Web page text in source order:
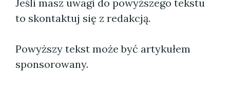
Jeśli masz uwagi do powyższego tekstu
to skontaktuj się z redakcją.
Powyższy tekst może być artykułem
sponsorowany.